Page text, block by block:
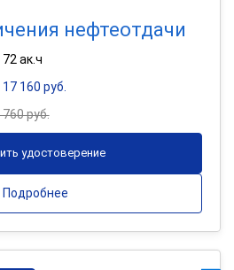
нефтеотдачи
ак.ч
160 руб.
руб.
удостоверение
Подробнее